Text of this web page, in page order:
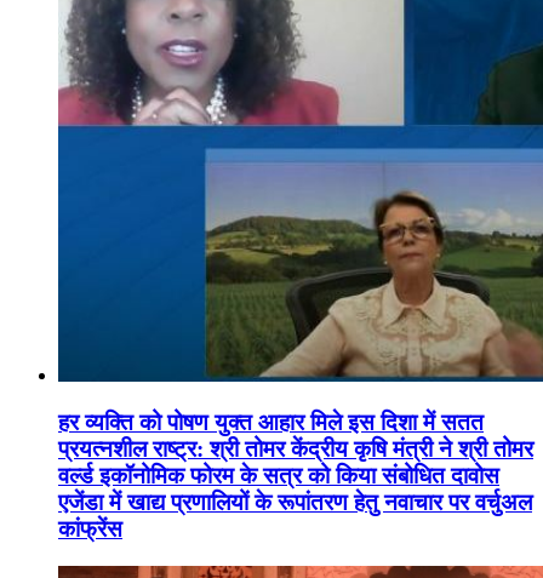
हर व्यक्ति को पोषण युक्त आहार मिले इस दिशा में सतत
प्रयत्नशील राष्ट्र: श्री तोमर केंद्रीय कृषि मंत्री ने श्री तोमर
वर्ल्ड इकॉनोमिक फोरम के सत्र को किया संबोधित दावोस
एजेंडा में खाद्य प्रणालियों के रूपांतरण हेतु नवाचार पर वर्चुअल
कांफ्रेंस